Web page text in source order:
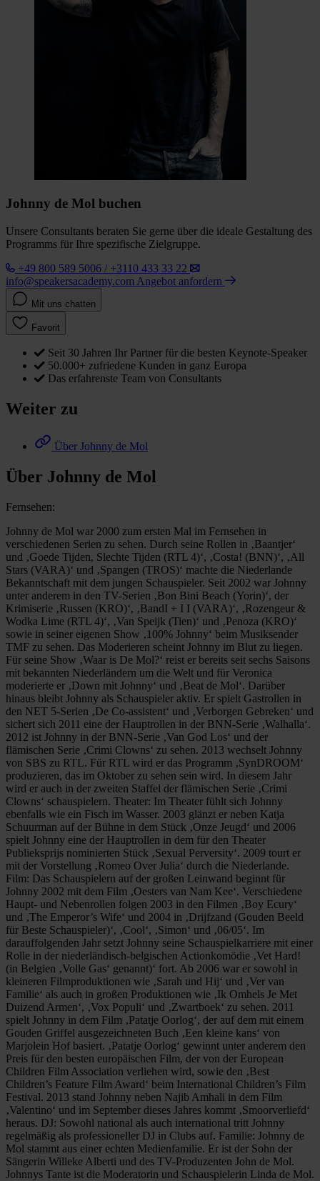
Johnny de Mol buchen
Unsere Consultants beraten Sie gerne über die ideale Gestaltung des
Programms für Ihre spezifische Zielgruppe.
+49 800 589 5006 / +3110 433 33 22
info@speakersacademy.com Angebot anfordern
Mit uns chatten
Favorit
Seit 30 Jahren Ihr Partner für die besten Keynote-Speaker
50.000+ zufriedene Kunden in ganz Europa
Das erfahrenste Team von Consultants
Weiter zu
Über Johnny de Mol
Über Johnny de Mol
Fernsehen:
Johnny de Mol war 2000 zum ersten Mal im Fernsehen in
verschiedenen Serien zu sehen. Durch seine Rollen in ‚Baantjer‘
und ‚Goede Tijden, Slechte Tijden (RTL 4)‘, ‚Costa! (BNN)‘, ‚All
Stars (VARA)‘ und ‚Spangen (TROS)‘ machte die Niederlande
Bekanntschaft mit dem jungen Schauspieler. Seit 2002 war Johnny
unter anderem in den TV-Serien ‚Bon Bini Beach (Yorin)‘, der
Krimiserie ‚Russen (KRO)‘, ‚BandI + I I (VARA)‘, ‚Rozengeur &
Wodka Lime (RTL 4)‘, ‚Van Speijk (Tien)‘ und ‚Penoza (KRO)‘
sowie in seiner eigenen Show ‚100% Johnny‘ beim Musiksender
TMF zu sehen. Das Moderieren scheint Johnny im Blut zu liegen.
Für seine Show ‚Waar is De Mol?‘ reist er bereits seit sechs Saisons
mit bekannten Niederländern um die Welt und für Veronica
moderierte er ‚Down mit Johnny‘ und ‚Beat de Mol‘. Darüber
hinaus bleibt Johnny als Schauspieler aktiv. Er spielt Gastrollen in
den NET 5-Serien ‚De Co-assistent‘ und ‚Verborgen Gebreken‘ und
sichert sich 2011 eine der Hauptrollen in der BNN-Serie ‚Walhalla‘.
2012 ist Johnny in der BNN-Serie ‚Van God Los‘ und der
flämischen Serie ‚Crimi Clowns‘ zu sehen. 2013 wechselt Johnny
von SBS zu RTL. Für RTL wird er das Programm ‚SynDROOM‘
produzieren, das im Oktober zu sehen sein wird. In diesem Jahr
wird er auch in der zweiten Staffel der flämischen Serie ‚Crimi
Clowns‘ schauspielern. Theater: Im Theater fühlt sich Johnny
ebenfalls wie ein Fisch im Wasser. 2003 glänzt er neben Katja
Schuurman auf der Bühne in dem Stück ‚Onze Jeugd‘ und 2006
spielt Johnny eine der Hauptrollen in dem für den Theater
Publieksprijs nominierten Stück ‚Sexual Perversity‘. 2009 tourt er
mit der Vorstellung ‚Romeo Over Julia‘ durch die Niederlande.
Film: Das Schauspielern auf der großen Leinwand beginnt für
Johnny 2002 mit dem Film ‚Oesters van Nam Kee‘. Verschiedene
Haupt- und Nebenrollen folgen 2003 in den Filmen ‚Boy Ecury‘
und ‚The Emperor’s Wife‘ und 2004 in ‚Drijfzand (Gouden Beeld
für Beste Schauspieler)‘, ‚Cool‘, ‚Simon‘ und ‚06/05‘. Im
darauffolgenden Jahr setzt Johnny seine Schauspielkarriere mit einer
Rolle in der niederländisch-belgischen Actionkomödie ‚Vet Hard!
(in Belgien ‚Volle Gas‘ genannt)‘ fort. Ab 2006 war er sowohl in
kleineren Filmproduktionen wie ‚Sarah und Hij‘ und ‚Ver van
Familie‘ als auch in großen Produktionen wie ‚Ik Omhels Je Met
Duizend Armen‘, ‚Vox Populi‘ und ‚Zwartboek‘ zu sehen. 2011
spielt Johnny in dem Film ‚Patatje Oorlog‘, der auf dem mit einem
Gouden Griffel ausgezeichneten Buch ‚Een kleine kans‘ von
Marjolein Hof basiert. ‚Patatje Oorlog‘ gewinnt unter anderem den
Preis für den besten europäischen Film, der von der European
Children Film Association verliehen wird, sowie den ‚Best
Children’s Feature Film Award‘ beim International Children’s Film
Festival. 2013 stand Johnny neben Najib Amhali in dem Film
‚Valentino‘ und im September dieses Jahres kommt ‚Smoorverliefd‘
heraus. DJ: Sowohl national als auch international tritt Johnny
regelmäßig als professioneller DJ in Clubs auf. Familie: Johnny de
Mol stammt aus einer echten Medienfamilie. Er ist der Sohn der
Sängerin Willeke Alberti und des TV-Produzenten John de Mol.
Johnnys Tante ist die Moderatorin und Schauspielerin Linda de Mol.